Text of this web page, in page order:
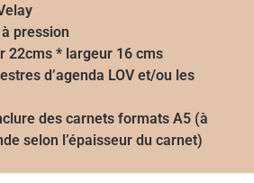
pression
22cms * largeur 16 cms
d’agenda LOV et/ou les
des carnets formats A5 (à
selon l’épaisseur du carnet)